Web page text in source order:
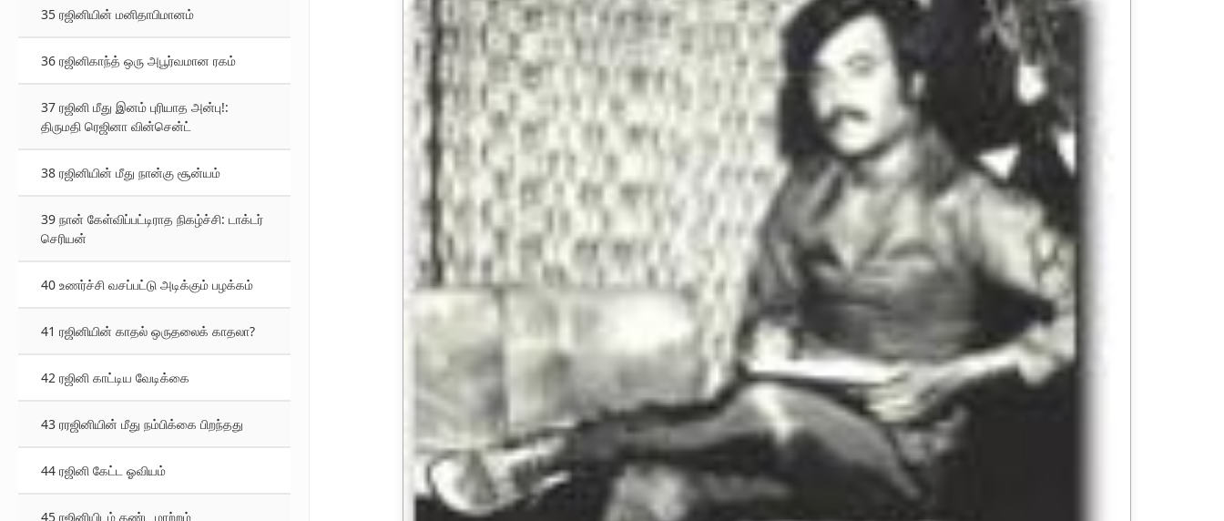
35 ரஜினியின் மனிதாபிமானம்
36 ரஜினிகாந்த் ஒரு அபூர்வமான ரகம்
37 ரஜினி மீது இனம் புரியாத அன்பு!:
திருமதி ரெஜினா வின்சென்ட்
38 ரஜினியின் மீது நான்கு சூன்யம்
39 நான் கேள்விப்பட்டிராத நிகழ்ச்சி: டாக்டர்
செரியன்
40 உணர்ச்சி வசப்பட்டு அடிக்கும் பழக்கம்
41 ரஜினியின் காதல் ஒருதலைக் காதலா?
42 ரஜினி காட்டிய வேடிக்கை
43 ரரஜினியின் மீது நம்பிக்கை பிறந்தது
44 ரஜினி கேட்ட ஓவியம்
45 ரஜினியிடம் கண்ட மாற்றம்